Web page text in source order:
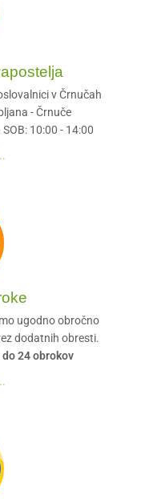
ugodno obročno
dodatnih obresti.
24 obrokov
v Črnučah
- Črnuče
10:00 - 14:00